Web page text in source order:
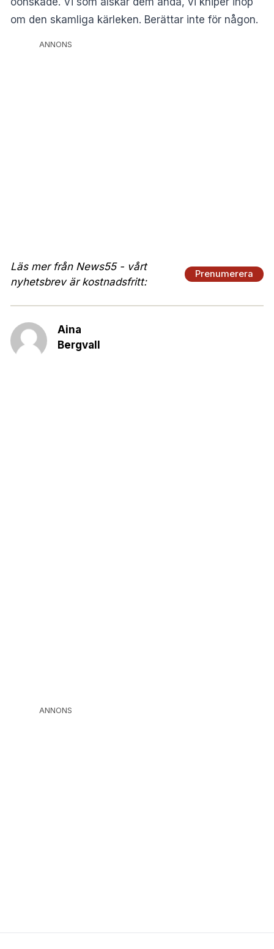
om den skamliga kärleken. Berättar inte för någon.
ANNONS
Läs mer från News55 - vårt
nyhetsbrev är kostnadsfritt:
Prenumerera
Aina
Bergvall
ANNONS